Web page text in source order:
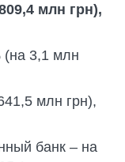
млн грн),
(на 3,1 млн
млн грн),
банк – на